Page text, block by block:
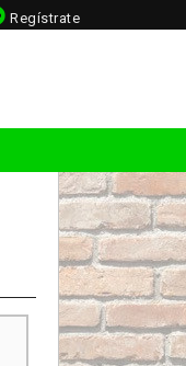
Regístrate